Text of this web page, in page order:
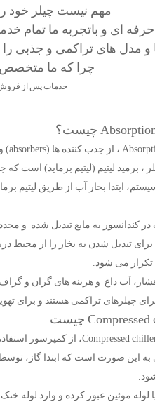
مهم نیست چیلر خود
ای و باتجربه ما تمام
و مدل های تراکمی و جذبی را
چرا که ما متخصص
خدمات پس از فروش
، برمید لیتیم (لیتیم برماید)
ابتدا بخار آب از طریق لیتیم
کندانسور به مایع تبدیل شده و
برای تبدیل شدن به بخار را از محیط
تکرار می شود.
آب داغ و هزینه های گران و
چیلرهای تراکمی هستند و برای
به این صورت است که ابتدا گاز،
لوله موئین عبور کرده و وارد لوله